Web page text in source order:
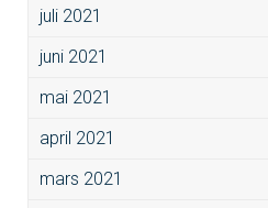
juli 2021
juni 2021
mai 2021
april 2021
mars 2021